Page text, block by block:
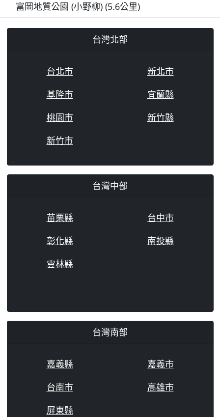
富岡地質公園 (小野柳) (5.6公里)
台灣北部
台北市
新北市
基隆市
宜蘭縣
桃園市
新竹縣
新竹市
台灣中部
苗栗縣
台中市
彰化縣
南投縣
雲林縣
台灣南部
嘉義縣
嘉義市
台南市
高雄市
屏東縣